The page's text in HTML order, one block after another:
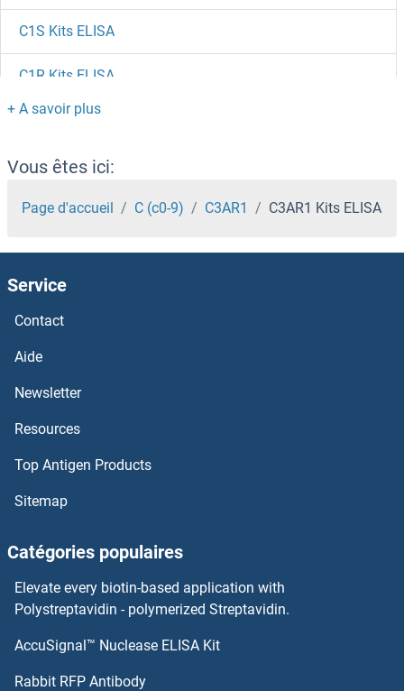
C1S Kits ELISA
C1R Kits ELISA
C1QTNF9 Kits ELISA
C1QTNF1 Kits ELISA
C1QC Kits ELISA
C1QBP Kits ELISA
C1QB Kits ELISA
C1q Kits ELISA
C1ORF110 Kits ELISA
C1GALT1C1 Kits ELISA
C19ORF80 Kits ELISA
C19orf10 Kits ELISA
C17orf37 Kits ELISA
Vous êtes ici:
Page d'accueil C (c0-9) C3AR1 C3AR1 Kits ELISA
Service
Contact
Aide
Newsletter
Resources
Top Antigen Products
Sitemap
Catégories populaires
Elevate every biotin-based application with
Polystreptavidin - polymerized Streptavidin.
AccuSignal™ Nuclease ELISA Kit
Rabbit RFP Antibody